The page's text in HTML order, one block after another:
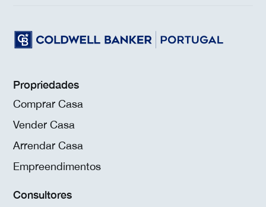
Propriedades
Comprar Casa
Vender Casa
Arrendar Casa
Empreendimentos
Consultores